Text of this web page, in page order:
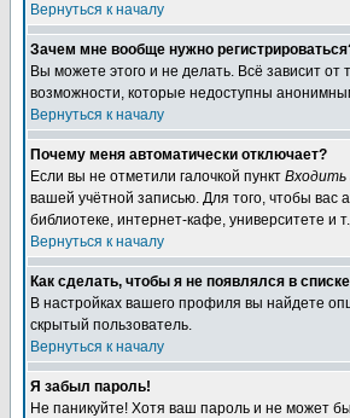
Вернуться к началу
Зачем мне вообще нужно
Вы можете этого и не делать. Всё зависит
возможности, которые недоступны
Вернуться к началу
Почему меня автоматически отключает?
Если вы не отметили галочкой пункт Входить
вашей учётной записью. Для того, чтобы вас
библиотеке, интернет-кафе, университете и
Вернуться к началу
Как сделать, чтобы я не появлялся в
В настройках вашего профиля вы найдете
скрытый пользователь.
Вернуться к началу
Я забыл пароль!
Не паникуйте! Хотя ваш пароль и не может